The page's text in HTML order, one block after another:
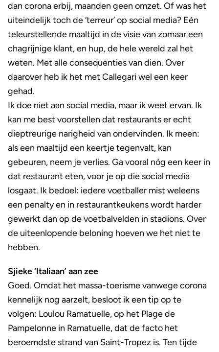
dan corona erbij, maanden geen omzet. Of was het
uiteindelijk toch de ‘terreur’ op social media? Eén
teleurstellende maaltijd in de visie van zomaar een
chagrijnige klant, en hup, de hele wereld zal het
weten. Met alle consequenties van dien. Over
daarover heb ik het met Callegari wel een keer
gehad.
Ik doe niet aan social media, maar ik weet ervan. Ik
kan me best voorstellen dat restaurants er echt
dieptreurige narigheid van ondervinden. Ik meen:
als een maaltijd een keertje tegenvalt, kan
gebeuren, neem je verlies. Ga vooral nóg een keer in
dat restaurant eten, voor je op die social media
losgaat. Ik bedoel: iedere voetballer mist weleens
een penalty en in restaurantkeukens wordt harder
gewerkt dan op de voetbalvelden in stadions. Over
de uiteenlopende beloning hoeven we het niet te
hebben.
Sjieke ‘Italiaan’ aan zee
Goed. Omdat het massa-toerisme vanwege corona
kennelijk nog aarzelt, besloot ik een tip op te
volgen: Loulou Ramatuelle, op het Plage de
Pampelonne in Ramatuelle, dat de facto het
beroemdste strand van Saint-Tropez is. Ten tijde